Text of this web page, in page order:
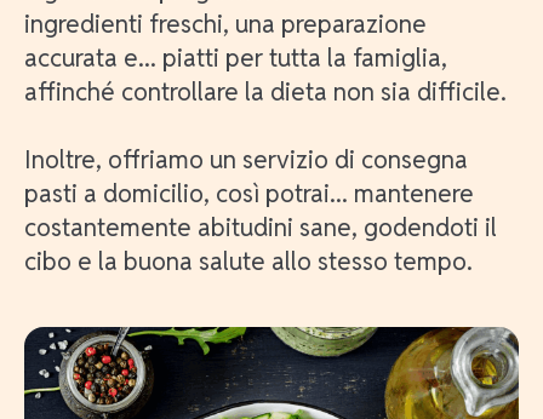
ingredienti freschi, una preparazione
accurata e... piatti per tutta la famiglia,
affinché controllare la dieta non sia difficile.
Inoltre, offriamo un servizio di consegna
pasti a domicilio, così potrai... mantenere
costantemente abitudini sane, godendoti il
cibo e la buona salute allo stesso tempo.